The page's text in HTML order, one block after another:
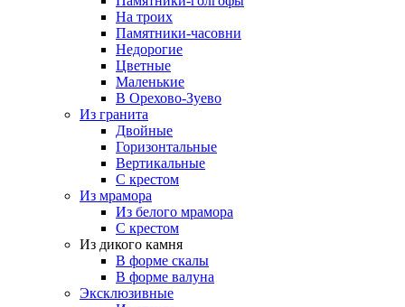
На троих
Памятники-часовни
Недорогие
Цветные
Маленькие
В Орехово-Зуево
Из гранита
Двойные
Горизонтальные
Вертикальные
С крестом
Из мрамора
Из белого мрамора
С крестом
Из дикого камня
В форме скалы
В форме валуна
Эксклюзивные